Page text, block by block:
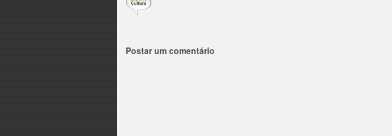
Postar um comentário